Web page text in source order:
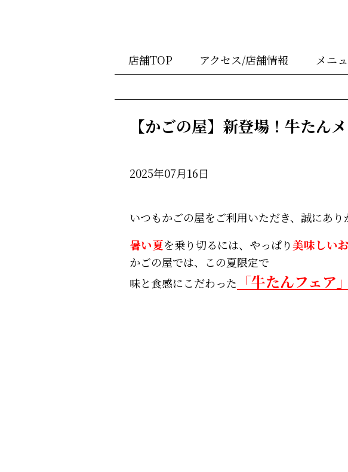
店舗TOP アクセス/店舗情報 メニ
【かごの屋】新登場！牛たん
2025年07月16日
いつもかごの屋をご利用いただき、誠にあり
暑い夏を乗り切るには、やっぱり美味しい
かごの屋では、この夏限定で
味と食感にこだわった
「牛たんフェア